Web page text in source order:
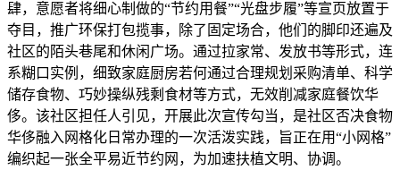
肆，意愿者将细心制做的“节约用餐”“光盘步履”等宣页放置于
夺目，推广环保打包揽事，除了固定场合，他们的脚印还遍及
社区的陌头巷尾和休闲广场。通过拉家常、发放书等形式，连
系糊口实例，细致家庭厨房若何通过合理规划采购清单、科学
储存食物、巧妙操纵残剩食材等方式，无效削减家庭餐饮华
侈。该社区担任人引见，开展此次宣传勾当，是社区否决食物
华侈融入网格化日常办理的一次活泼实践，旨正在用“小网格”
编织起一张全平易近节约网，为加速扶植文明、协调。